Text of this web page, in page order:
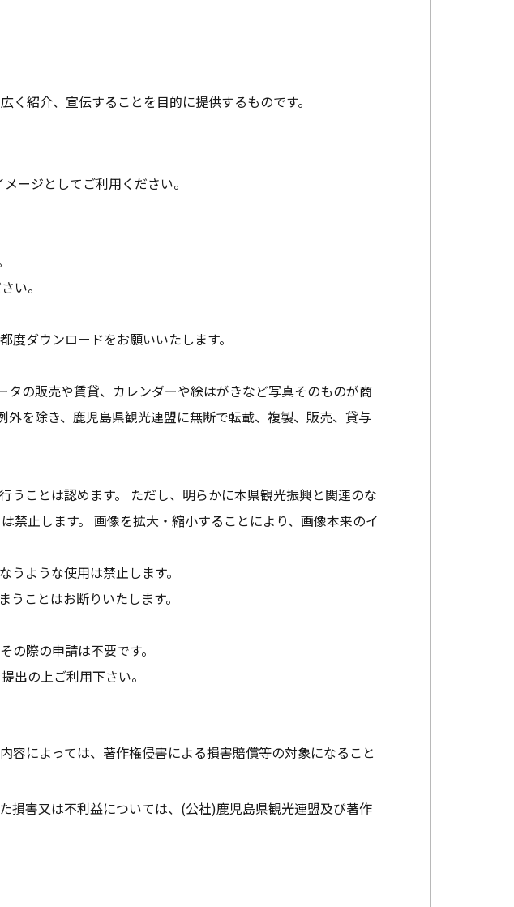
く紹介、宣伝することを目的に提供するものです。
ージとしてご利用ください。
い。
ダウンロードをお願いいたします。
の販売や賃貸、カレンダーや絵はがきなど写真そのものが商
を除き、鹿児島県観光連盟に無断で転載、複製、販売、貸与
ことは認めます。 ただし、明らかに本県観光振興と関連のな
禁止します。 画像を拡大・縮小することにより、画像本来のイ
ような使用は禁止します。
ことはお断りいたします。
際の申請は不要です。
出の上ご利用下さい。
によっては、著作権侵害による損害賠償等の対象になること
害又は不利益については、(公社)鹿児島県観光連盟及び著作